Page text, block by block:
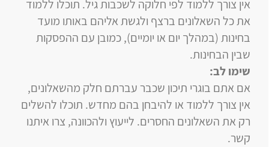
אין צורך ללמוד לפי חלוקה לשכבות גיל. תוכלו ללמוד
את כל השאלונים ברצף ולגשת אליהם באותו מועד
בחינות (במהלך יום או יומיים), כמובן עם ההפסקות
שבין הבחינות.
שימו לב:
אם אתם בוגרי תיכון שכבר עברתם חלק מהשאלונים,
אין צורך ללמוד או להיבחן בהם מחדש. תוכלו להשלים
רק את השאלונים החסרים. לייעוץ ולהכוונה, צרו איתנו
קשר.